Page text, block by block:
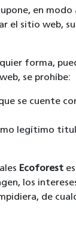
en
el sitio web,
forma,
se prohíbe:
se cuente
legítimo
Ecoforest
los
de